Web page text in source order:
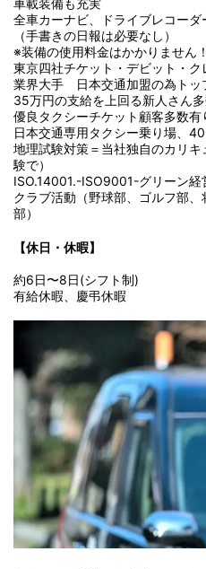
全車カーナビ、ドライブレコー
（手書きの日報は必要なし）
※装備の使用料金はかかりません！
東京四社チケット・デビット・
業界大手 日本交通加盟の為トッ
35万円の支給を上回る新人さん多
優良タクシーチケット顧客多数有
日本交通専用タクシー乗り場、
地理試験対策＝当社独自のカリ
験で）
ISO.14001.-ISO9001-グリーン経
クラブ活動（野球部、ゴルフ部
部）
【休日・休暇】
約6日〜8日(シフト制)
有給休暇、慶弔休暇